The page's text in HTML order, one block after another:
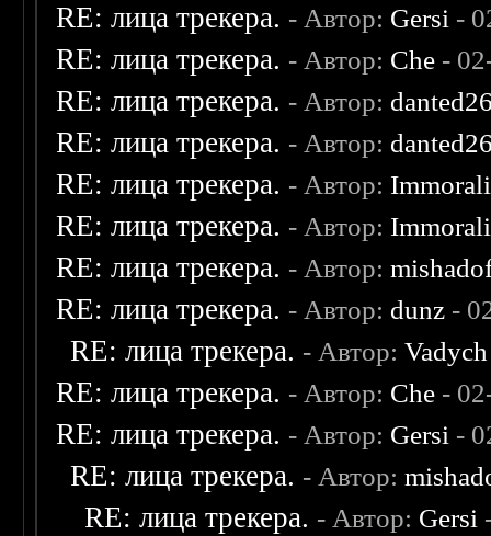
RE: лица трекера. - Автор: Gersi -
RE: лица трекера. - Автор: Che -
RE: лица трекера. - Автор:
RE: лица трекера. - Автор:
RE: лица трекера. - Автор:
RE: лица трекера. - Автор:
RE: лица трекера. - Автор:
RE: лица трекера. - Автор: dunz -
RE: лица трекера. - Автор:Vadych
RE: лица трекера. - Автор: Che -
RE: лица трекера. - Автор: Gersi -
RE: лица трекера. - Автор:
RE: лица трекера. - Автор: Gersi